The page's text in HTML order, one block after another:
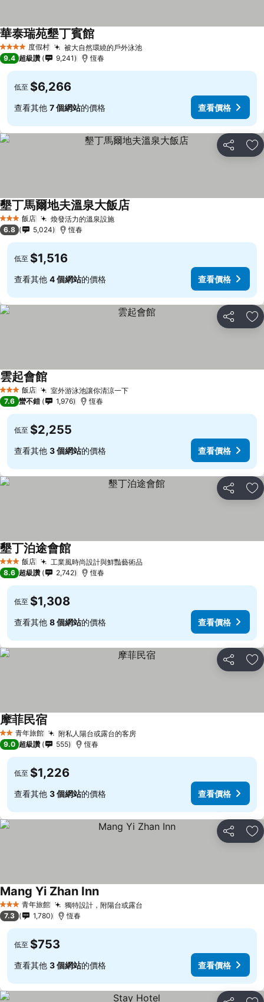
4 星級 度假村 被大自然環繞的戶外泳池
華泰瑞苑墾丁賓館
9.4 超級讚 9,241 恆春
低至 $6,266
查看其他 7 個網站的價格 查看價格
分享 加
3 星級 飯店 煥發活力的溫泉設施
墾丁馬爾地夫溫泉大飯店
6.8 5,024 恆春
低至 $1,516
查看其他 4 個網站的價格 查看價格
分享 加
3 星級 飯店 室外游泳池讓你清涼一下
雲起會館
7.6 蠻不錯 1,976 恆春
低至 $2,255
查看其他 3 個網站的價格 查看價格
分享 加
3 星級 飯店 工業風時尚設計與鮮豔藝術品
墾丁泊途會館
8.6 超級讚 2,742 恆春
低至 $1,308
查看其他 8 個網站的價格 查看價格
分享 加
2 星級青年旅館 附私人陽台或露台的客房
摩菲民宿
9.0 超級讚 555 恆春
低至 $1,226
查看其他 3 個網站的價格 查看價格
分享 加
3 星級 青年旅館 獨特設計，附陽台或露台
Mang Yi Zhan Inn
7.3 1,780 恆春
低至 $753
查看其他 3 個網站的價格 查看價格